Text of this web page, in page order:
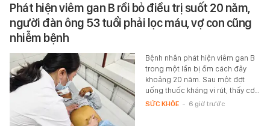
Phát hiện viêm gan B rồi bỏ điều trị suốt 20 năm,
người đàn ông 53 tuổi phải lọc máu, vợ con cũng
nhiễm bệnh
Bệnh nhân phát hiện viêm gan B
trong một lần bị ốm cách đây
khoảng 20 năm. Sau một đợt
uống thuốc kháng vi rút, thấy cơ…
SỨC KHỎE - 6 giờ trước